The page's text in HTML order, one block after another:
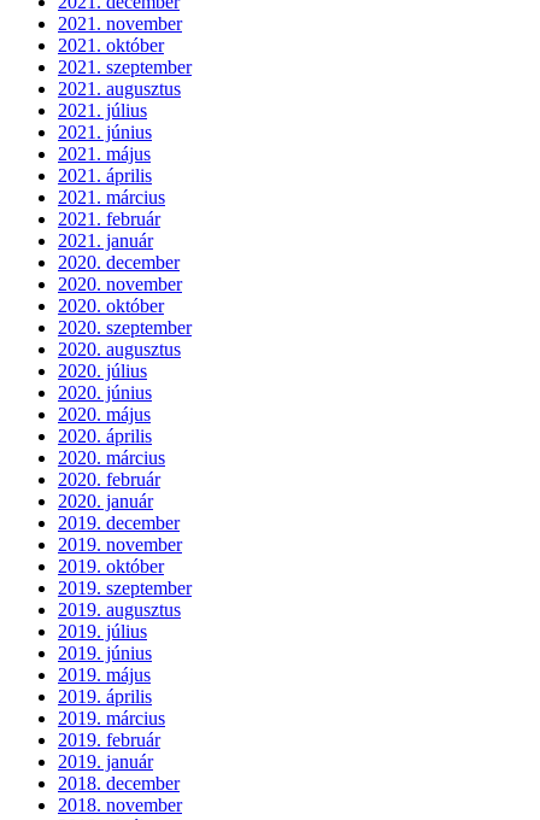
2021. november
2021. október
2021. szeptember
2021. augusztus
2021. július
2021. június
2021. május
2021. április
2021. március
2021. február
2021. január
2020. december
2020. november
2020. október
2020. szeptember
2020. augusztus
2020. július
2020. június
2020. május
2020. április
2020. március
2020. február
2020. január
2019. december
2019. november
2019. október
2019. szeptember
2019. augusztus
2019. július
2019. június
2019. május
2019. április
2019. március
2019. február
2019. január
2018. december
2018. november